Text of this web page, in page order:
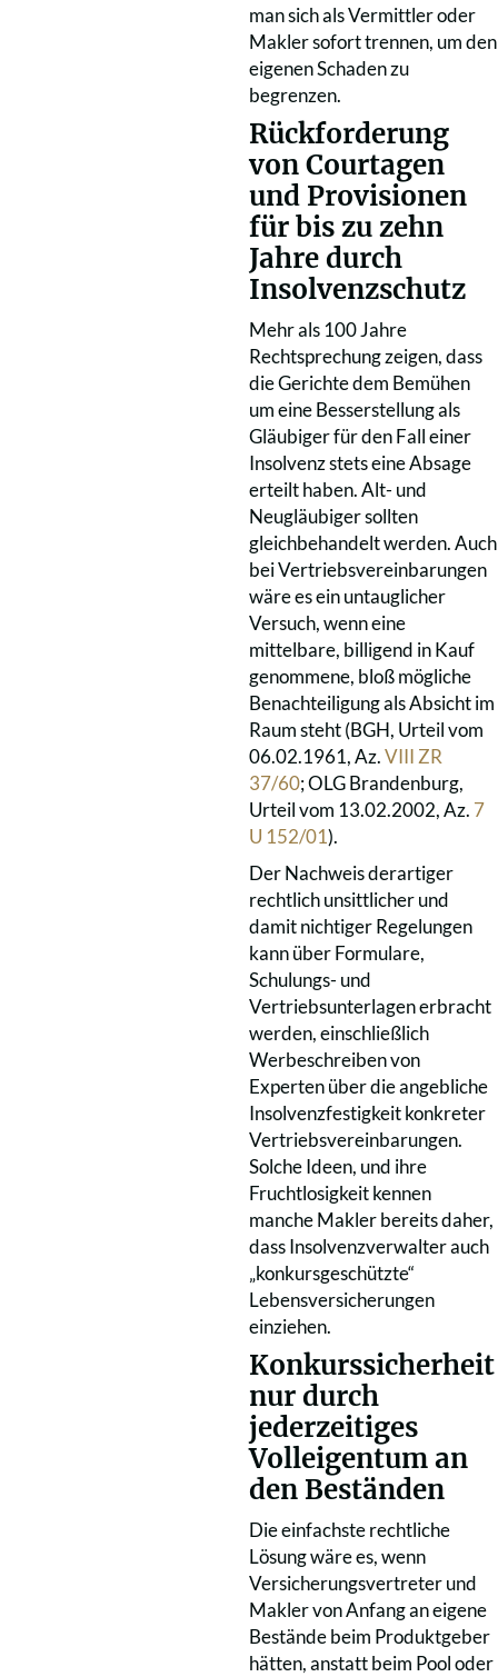
man sich als Vermittler oder
Makler sofort trennen, um den
eigenen Schaden zu
begrenzen.
Rückforderung
von Courtagen
und Provisionen
für bis zu zehn
Jahre durch
Insolvenzschutz
Mehr als 100 Jahre
Rechtsprechung zeigen, dass
die Gerichte dem Bemühen
um eine Besserstellung als
Gläubiger für den Fall einer
Insolvenz stets eine Absage
erteilt haben. Alt- und
Neugläubiger sollten
gleichbehandelt werden. Auch
bei Vertriebsvereinbarungen
wäre es ein untauglicher
Versuch, wenn eine
mittelbare, billigend in Kauf
genommene, bloß mögliche
Benachteiligung als Absicht im
Raum steht (BGH, Urteil vom
06.02.1961, Az.VIII ZR
37/60; OLG Brandenburg,
Urteil vom 13.02.2002, Az. 7
U 152/01).
Der Nachweis derartiger
rechtlich unsittlicher und
damit nichtiger Regelungen
kann über Formulare,
Schulungs- und
Vertriebsunterlagen erbracht
werden, einschließlich
Werbeschreiben von
Experten über die angebliche
Insolvenzfestigkeit konkreter
Vertriebsvereinbarungen.
Solche Ideen, und ihre
Fruchtlosigkeit kennen
manche Makler bereits daher,
dass Insolvenzverwalter auch
„konkursgeschützte“
Lebensversicherungen
einziehen.
Konkurssicherheit
nur durch
jederzeitiges
Volleigentum an
den Beständen
Die einfachste rechtliche
Lösung wäre es, wenn
Versicherungsvertreter und
Makler von Anfang an eigene
Bestände beim Produktgeber
hätten, anstatt beim Pool oder